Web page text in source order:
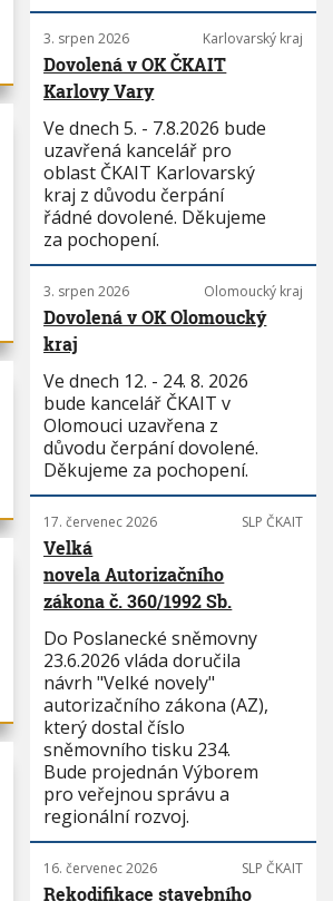
3. srpen 2026 Karlovarský kraj
Dovolená v OK ČKAIT
Karlovy Vary
Ve dnech 5. - 7.8.2026 bude
uzavřená kancelář pro
oblast ČKAIT Karlovarský
kraj z důvodu čerpání
řádné dovolené. Děkujeme
za pochopení.
3. srpen 2026 Olomoucký kraj
Dovolená v OK Olomoucký
kraj
Ve dnech 12. - 24. 8. 2026
bude kancelář ČKAIT v
Olomouci uzavřena z
důvodu čerpání dovolené.
Děkujeme za pochopení.
17. červenec 2026 SLP ČKAIT
Velká
novela Autorizačního
zákona č. 360/1992 Sb.
Do Poslanecké sněmovny
23.6.2026 vláda doručila
návrh "Velké novely"
autorizačního zákona (AZ),
který dostal číslo
sněmovního tisku 234.
Bude projednán Výborem
pro veřejnou správu a
regionální rozvoj.
16. červenec 2026 SLP ČKAIT
Rekodifikace stavebního